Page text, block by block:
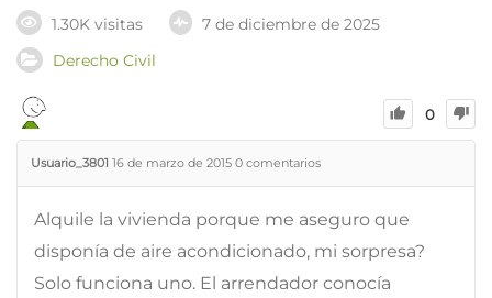
1.30K visitas
7 de diciembre de 2025
Derecho Civil
0
Usuario_3801 16 de marzo de 2015 0 comentarios
Alquile la vivienda porque me aseguro que
disponía de aire acondicionado, mi sorpresa?
Solo funciona uno. El arrendador conocía